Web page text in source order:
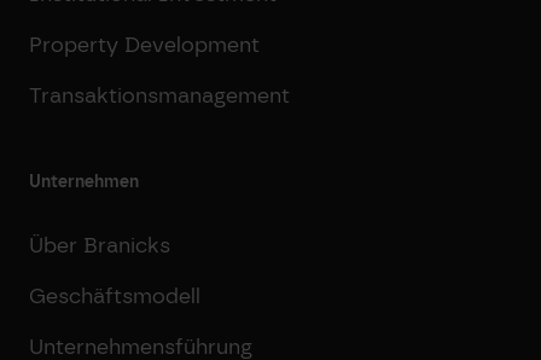
Property Development
Transaktionsmanagement
Unternehmen
Über Branicks
Geschäftsmodell
Unternehmensführung